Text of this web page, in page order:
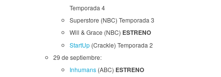
Temporada 4
Superstore (NBC) Temporada 3
Will & Grace (NBC) ESTRENO
StartUp (Crackle) Temporada 2
29 de septiembre:
Inhumans (ABC) ESTRENO